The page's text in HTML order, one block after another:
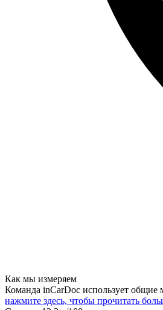
Как мы измеряем
Команда inCarDoc использует общие
нажмите здесь, чтобы прочитать